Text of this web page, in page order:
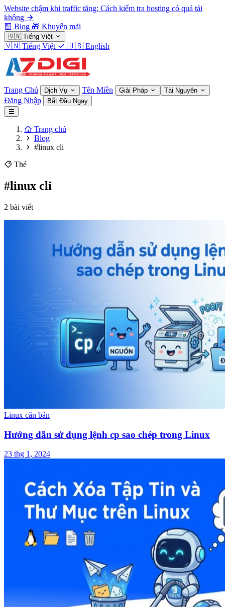
Website chậm khi traffic tăng: Cách kiểm tra hosting có quá tải
không
Blog 🎁 Khuyến mãi
🇻🇳 Tiếng Việt
🇻🇳 Tiếng Việt 🇺🇸 English
Trang Chủ Dịch Vụ Tên Miền Giải Pháp Tài Nguyên
Đăng Nhập Bắt Đầu Ngay
Trang chủ
Blog
#linux cli
Thẻ
#linux cli
2 bài viết
Linux căn bản
Hướng dẫn sử dụng lệnh cp sao chép trong Linux
23 thg 1, 2024